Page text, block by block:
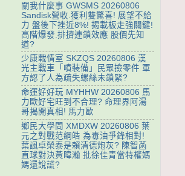
關我什麼事 GWSMS 20260806
Sandisk營收.獲利雙驚喜! 展望不給
力 盤後下挫近8%! 揭載板走強關鍵!
高階爆發.排擠連鎖效應 股價先知
道?
少康戰情室 SKZQS 20260806 漢
光主戰車「噴裝備」民眾撿零件 軍
方認了人為疏失螺絲未鎖緊?
命運好好玩 MYHHW 20260806 馬
力歐好宅旺到不合理? 命理界阿湯
哥揭開真相! 馬力歐
鄉民大學問 XMDXW 20260806 葉
元之對戰范綱皓 為毒油爭鋒相對!
葉諷卓榮泰是賴清德炮灰? 陳智菡
直球對決黃暐瀚 批徐佳青當特權媽
媽還說謊?